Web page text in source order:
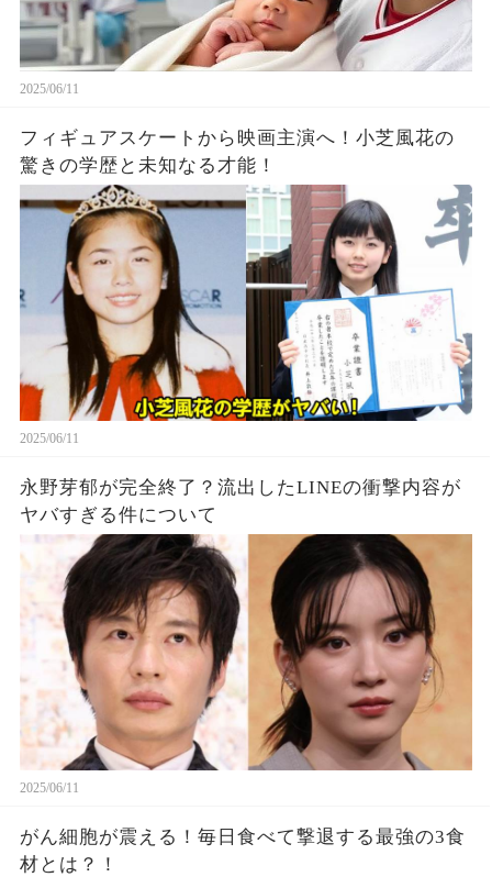
2025/06/11
フィギュアスケートから映画主演へ！小芝風花の
驚きの学歴と未知なる才能！
2025/06/11
永野芽郁が完全終了？流出したLINEの衝撃内容が
ヤバすぎる件について
2025/06/11
がん細胞が震える！毎日食べて撃退する最強の3食
材とは？！